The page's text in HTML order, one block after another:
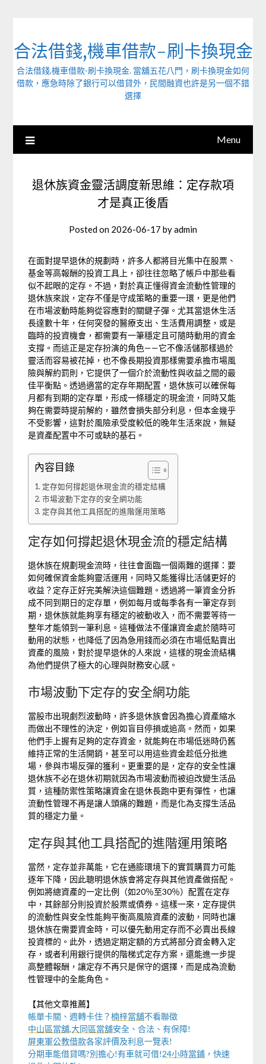
合法借錢,機車借款-刷卡換現金
合法借錢,機車借款-刷卡換現金. 當舖五花八門，刷卡換現金如何
借款，應急時除了銀行可以借貸外，民間融資也許是另一個不錯
選擇
Menu
退休族資金靈活調度新思維：定存款項
才是真正後盾
Posted on 2026-06-17 byadmin
在面對提早退休的規劃時，許多人都將目光集中在股票、
基金等高報酬的投資工具上，卻往往忽略了帳戶中那些看
似不起眼的定存。不過，對於真正懂得資金流動性管理的
退休族來說，定存不僅是守成策略的重要一環，更是他們
在市場波動時能夠從容應對的關鍵子彈。尤其當退休生活
長達數十年，任何突發的醫療支出、生活費用調整，或是
臨時的投資機會，都需要有一筆穩定且可隨時動用的資金
支撐。而這正是定存扮演的角色——它不像活儲那樣過於
靈活而容易被花掉，也不像長期投資那樣需要承擔市場風
險與解約罰則，它提供了一個介於流動性與收益之間的最
佳平衡點。透過適當的定存年期配置，退休族可以確保每
月都有到期的定存單，形成一條穩定的現金流，同時又能
夠在需要時提前解約，雖然會損失部分利息，但本金幾乎
不受影響，這對於風險承受度較低的晚年生活來說，無疑
是資產配置中不可或缺的基石。
內容目錄
定存如何撐起退休現金流的穩定結構
市場波動下定存的安全網功能
定存與其他工具搭配的進階運用策略
定存如何撐起退休現金流的穩定結構
退休族在規劃現金流時，往往會面臨一個兩難的選擇：要
如何確保資金能夠靈活運用，同時又能獲得比活儲更好的
收益？定存正好完美解決這個難題。透過將一筆資金分拆
成不同到期日的定存單，例如每月或每季各有一筆定存到
期，退休族就能夠享有穩定的被動收入，而不需要等待一
整年才能領到一筆利息。這種做法不僅讓資金處於隨時可
動用的狀態，也降低了因為急用錢而必須在市場低點賣出
資產的風險，對於提早退休的人來說，這樣的現金流結構
為他們提供了極大的心理與財務安心感。
市場波動下定存的安全網功能
當股市出現劇烈波動時，許多退休族會因為擔心資產縮水
而做出不理性的決定，例如盲目停損或追高。然而，如果
他們手上握有足夠的定存資金，就能夠在市場低迷時仍舊
維持正常的生活開銷，甚至可以用這些資金趁低分批進
場，參與市場反彈的獲利。更重要的是，定存的安全性讓
退休族不必在退休初期就因為市場波動而被迫改變生活品
質，這種防禦性策略讓資金在退休長跑中更有彈性，也讓
流動性管理不再是讓人頭痛的難題，而是化為支撐生活品
質的穩定力量。
定存與其他工具搭配的進階運用策略
當然，定存並非萬能，它在通膨環境下的實質購買力可能
逐年下降，因此聰明退休族會將定存與其他資產做搭配。
例如將總資產的一定比例（如20％至30％）配置在定存
中，其餘部分則投資於股票或債券。這樣一來，定存提供
的流動性與安全性能夠平衡高風險資產的波動，同時也讓
退休族在需要資金時，可以優先動用定存而不必賣出長線
投資標的。此外，透過定期定額的方式將部分資金轉入定
存，或者利用銀行提供的階梯式定存方案，還能進一步提
高整體報酬，讓定存不再只是保守的選擇，而是成為流動
性管理中的全能角色。
【其他文章推薦】
帳單卡關、週轉卡住？楠梓當舖不看聯徵
中山區當舖,大同區當舖安全、合法、有保障!
屏東軍公教借款各家評價及利息一覽表!
分期車能借貸嗎?別擔心!有車就可借!24小時當鋪 ，快速